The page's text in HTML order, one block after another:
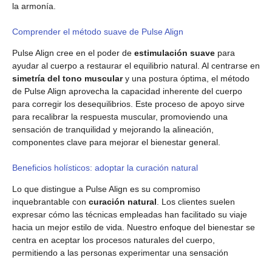
la armonía.
Comprender el método suave de Pulse Align
Pulse Align cree en el poder de estimulación suave para
ayudar al cuerpo a restaurar el equilibrio natural. Al centrarse en
simetría del tono musculary una postura óptima, el método
de Pulse Align aprovecha la capacidad inherente del cuerpo
para corregir los desequilibrios. Este proceso de apoyo sirve
para recalibrar la respuesta muscular, promoviendo una
sensación de tranquilidad y mejorando la alineación,
componentes clave para mejorar el bienestar general.
Beneficios holísticos: adoptar la curación natural
Lo que distingue a Pulse Align es su compromiso
inquebrantable con curación natural . Los clientes suelen
expresar cómo las técnicas empleadas han facilitado su viaje
hacia un mejor estilo de vida. Nuestro enfoque del bienestar se
centra en aceptar los procesos naturales del cuerpo,
permitiendo a las personas experimentar una sensación